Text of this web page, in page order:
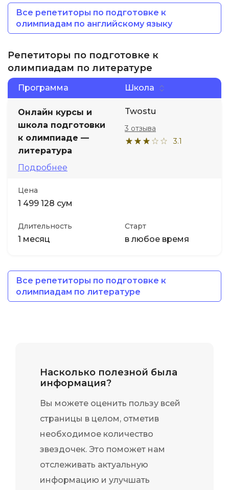
Все репетиторы по подготовке к
олимпиадам по английскому языку
Репетиторы по подготовке к
олимпиадам по литературе
Программа Школа
Онлайн курсы и
школа подготовки
к олимпиаде —
литература
Подробнее
Twostu
3.1
3 отзыва
Цена
1 499 128 сум
Длительность
1 месяц
Старт
в любое время
Все репетиторы по подготовке к
олимпиадам по литературе
Насколько полезной была
информация?
Вы можете оценить пользу всей
страницы в целом, отметив
необходимое количество
звездочек. Это поможет нам
отслеживать актуальную
информацию и улучшать